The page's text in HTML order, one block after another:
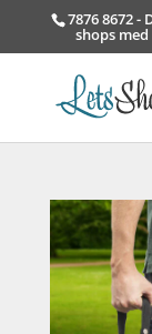
7876 8672
shops